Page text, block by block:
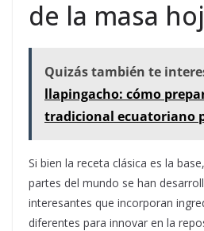
de la masa
Quizás también te
llapingacho: cómo
tradicional ecuatoriano
Si bien la receta clásica es la
partes del mundo se han
interesantes que incorporan
diferentes para innovar en la